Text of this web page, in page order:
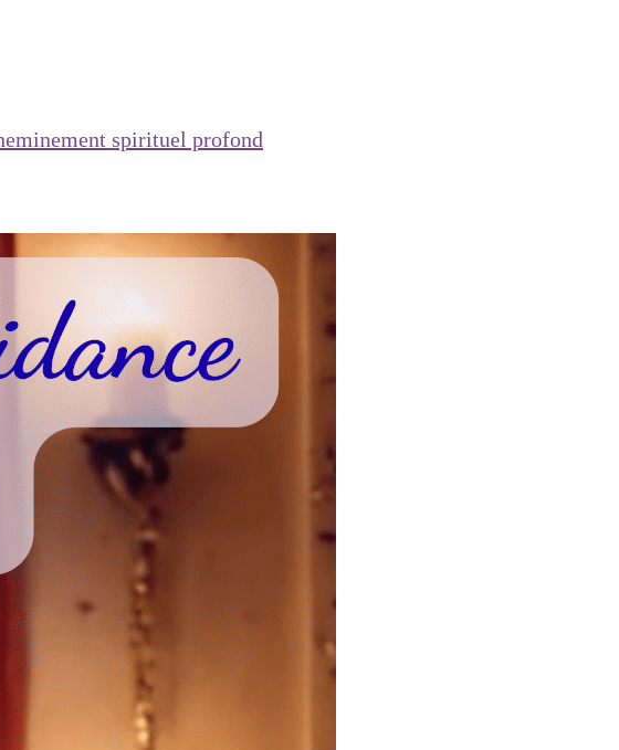
spirituel profond